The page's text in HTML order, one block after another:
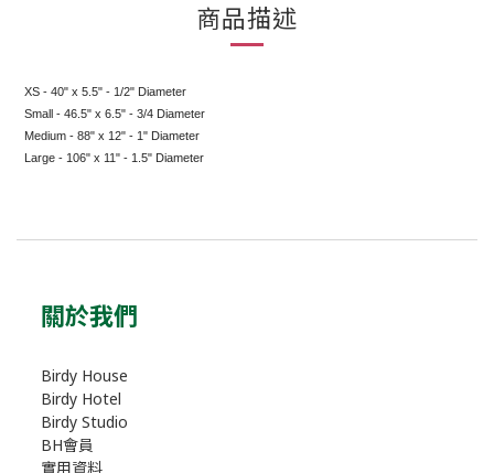
商品描述
XS - 40" x 5.5" - 1/2" Diameter
Small - 46.5" x 6.5" - 3/4 Diameter
Medium - 88" x 12" - 1" Diameter
Large - 106" x 11" - 1.5" Diameter
關於我們
Birdy House
Birdy Hotel
Birdy Studio
BH會員
實用資料